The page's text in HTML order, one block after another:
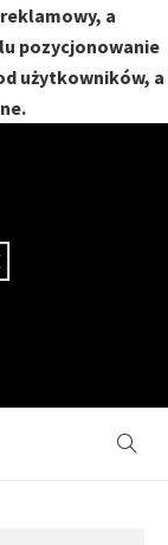
a
pozycjonowanie
użytkowników, a